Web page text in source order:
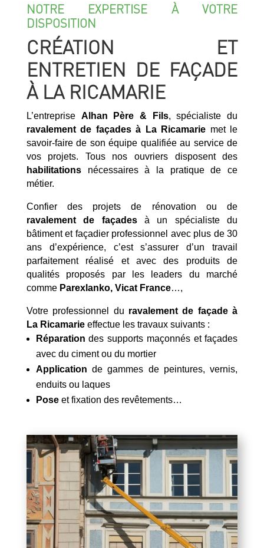
NOTRE EXPERTISE À VOTRE
DISPOSITION
CRÉATION ET
ENTRETIEN DE FAÇADE
À LA RICAMARIE
L’entreprise Alhan Père & Fils, spécialiste du
ravalement de façades à La Ricamarie met le
savoir-faire de son équipe qualifiée au service de
vos projets. Tous nos ouvriers disposent des
habilitationsnécessaires à la pratique de ce
métier.
Confier des projets de rénovation ou de
ravalement de façadesà un spécialiste du
bâtiment et façadier professionnel avec plus de 30
ans d’expérience, c’est s’assurer d’un travail
parfaitement réalisé et avec des produits de
qualités proposés par les leaders du marché
comme Parexlanko, Vicat France…,
Votre professionnel du ravalement de façade à
La Ricamarieeffectue les travaux suivants :
Réparation des supports maçonnés et façades
avec du ciment ou du mortier
Application de gammes de peintures, vernis,
enduits ou laques
Poseet fixation des revêtements…